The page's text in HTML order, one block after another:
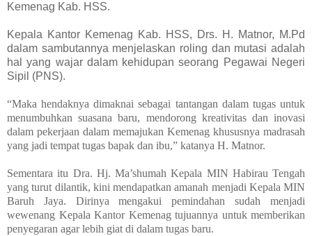
Kemenag Kab. HSS.
Kepala Kantor Kemenag Kab. HSS, Drs. H. Matnor, M.Pd
dalam sambutannya menjelaskan roling dan mutasi adalah
hal yang wajar dalam kehidupan seorang Pegawai Negeri
Sipil (PNS).
“Maka hendaknya dimaknai sebagai tantangan dalam tugas untuk
menumbuhkan suasana baru, mendorong kreativitas dan inovasi
dalam pekerjaan dalam memajukan Kemenag khususnya madrasah
yang jadi tempat tugas bapak dan ibu,” katanya H. Matnor.
Sementara itu Dra. Hj. Ma’shumah Kepala MIN Habirau Tengah
yang turut dilantik, kini mendapatkan amanah menjadi Kepala MIN
Baruh Jaya. Dirinya mengakui pemindahan sudah menjadi
wewenang Kepala Kantor Kemenag tujuannya untuk memberikan
penyegaran agar lebih giat di dalam tugas baru.